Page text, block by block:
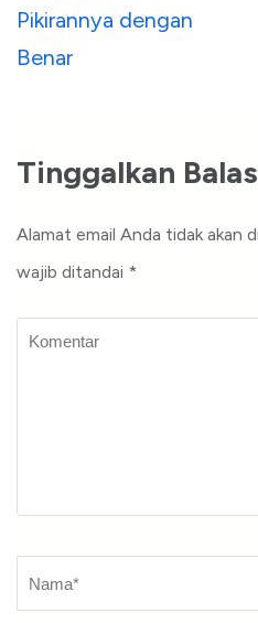
Pikirannya dengan
Benar
Tinggalkan
Alamat email Anda tidak akan
wajib ditandai *
Komentar
Nama